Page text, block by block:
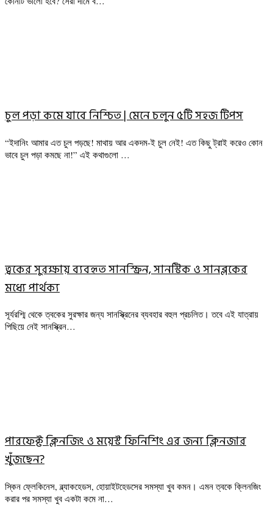
চুল পড়া কমে যাবে নিশ্চিত | মেনে চলুন ৫টি সহজ টিপস
“ইদানিং আমার এত চুল পড়ছে! মাথায় আর একদম-ই চুল নেই! এত কিছু ট্রাই করেও কোন
ভাবে চুল পড়া কমছে না!” এই কথাগুলো …
ত্বকের সুরক্ষায় ব্যবহৃত সানস্ক্রিন, সানস্টিক ও সানব্লকের
মধ্যে পার্থক্য
সূর্যরশ্মি থেকে ত্বকের সুরক্ষার জন্য সানস্ক্রিনের ব্যবহার বহুল প্রচলিত। তবে এই যাত্রায়
পিছিয়ে নেই সানস্ক্রিন…
পারফেক্ট ক্লিনজিং ও ময়েস্ট ফিনিশিং এর জন্য ক্লিনজার
খুঁজছেন?
স্কিন ফ্লেকিনেস, ব্ল্যাকহেডস, হোয়াইটহেডসের সমস্যা খুব কমন। এমন ত্বকে ক্লিনজিং
করার পর সমস্যা খুব একটা কমে না…